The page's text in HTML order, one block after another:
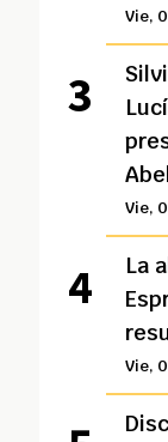
Vie,
Vie,
La
Vie,